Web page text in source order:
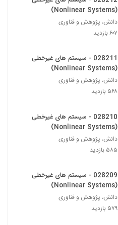
028244 - سیستم های مهندسی شده پیچیده
028245 - سیستم های مهندسی شده پیچیده
028246 - سیستم های مهندسی شده پیچیده
028247 - سیستم های مهندسی شده پیچیده
028248 - سیستم های مهندسی شده پیچیده
(Nonlinear Systems)
دانش، پژوهش و فناوری
۶۰۷ بازدید
028211 - سیستم های غیرخطی
(Nonlinear Systems)
دانش، پژوهش و فناوری
۵۶۸ بازدید
028210 - سیستم های غیرخطی
(Nonlinear Systems)
دانش، پژوهش و فناوری
۵۸۵ بازدید
028209 - سیستم های غیرخطی
(Nonlinear Systems)
دانش، پژوهش و فناوری
۵۷۹ بازدید